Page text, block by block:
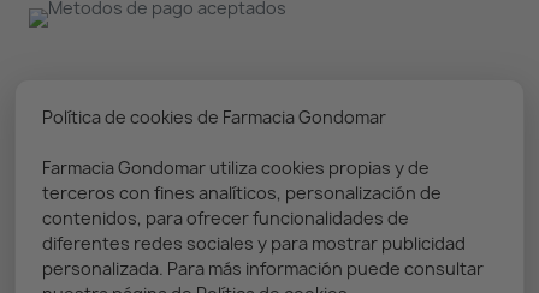
Nuestro boletín
Puedes darte de baja en cualquier momento. Prometemos
solo enviar información relevante
Política de cookies de Farmacia Gondomar
Farmacia Gondomar utiliza cookies propias y de
terceros con fines analíticos, personalización de
contenidos, para ofrecer funcionalidades de
diferentes redes sociales y para mostrar publicidad
personalizada. Para más información puede consultar